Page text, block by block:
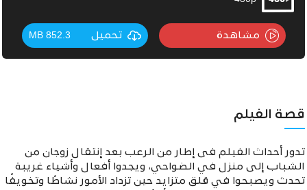
مشاهدة تحميل 852.3 MB
قصة الفيلم
تدور أحداث الفيلم فى إطار من الرعب بعد إنتقال زوجان من
الشباب إلى منزل في الضواحي، ويجدوا أفعال وأشياء غريبة
تحدث ويصبحوا في قلق متزايد حين تزداد اﻷمور نشاطًا وتخويفًا